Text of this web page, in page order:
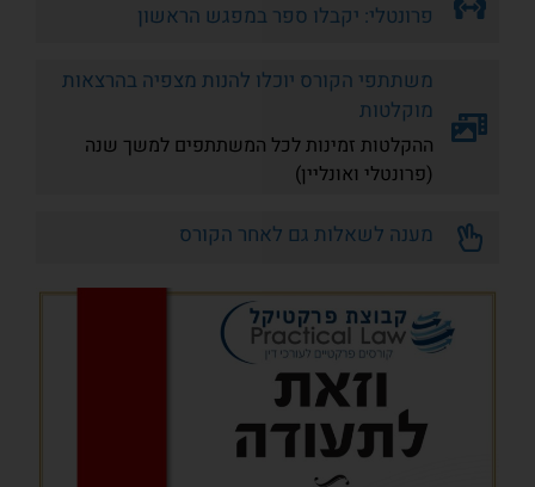
פרונטלי: יקבלו ספר במפגש הראשון
משתתפי הקורס יוכלו להנות מצפיה בהרצאות
מוקלטות
ההקלטות זמינות לכל המשתתפים למשך שנה
(פרונטלי ואונליין)
מענה לשאלות גם לאחר הקורס